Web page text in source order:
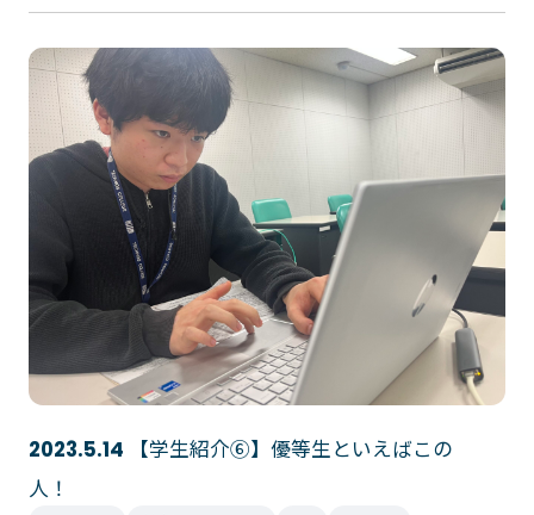
ゲームクリエーター科
アニメ・マンガ科
デザイン科
CGクリエーター科
スポーツビジネス科
法律情報科
ビジネス情報科
公務員科
大学併修学科/教育専攻科/
東京エアトラベル・ホテル専門学校
英語キャリア科
ホテル科
ブライダル科
エアラインサービス科
観光・ツーリズム科
鉄道交通科
大学併修学科/研究科
キャリア支援
卒業生の紹介
2023.5.14
【学生紹介⑥】優等生といえばこの
人！